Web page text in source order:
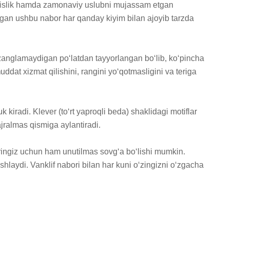
hamda zamonaviy uslubni mujassam etgan
ushbu nabor har qanday kiyim bilan ajoyib tarzda
poʻlatdan tayyorlangan boʻlib, koʻpincha
xizmat qilishini, rangini yoʻqotmasligini va teriga
kiradi. Klever (toʻrt yaproqli beda) shaklidagi motiflar
qismiga aylantiradi.
uchun ham unutilmas sovgʻa boʻlishi mumkin.
Vanklif nabori bilan har kuni oʻzingizni oʻzgacha